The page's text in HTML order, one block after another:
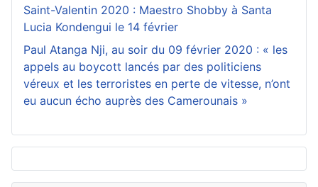
Saint-Valentin 2020 : Maestro Shobby à Santa
Lucia Kondengui le 14 février
Paul Atanga Nji, au soir du 09 février 2020 : « les
appels au boycott lancés par des politiciens
véreux et les terroristes en perte de vitesse, n’ont
eu aucun écho auprès des Camerounais »